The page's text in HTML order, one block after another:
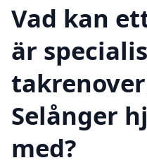
Vad kan
är
Selånger
med?